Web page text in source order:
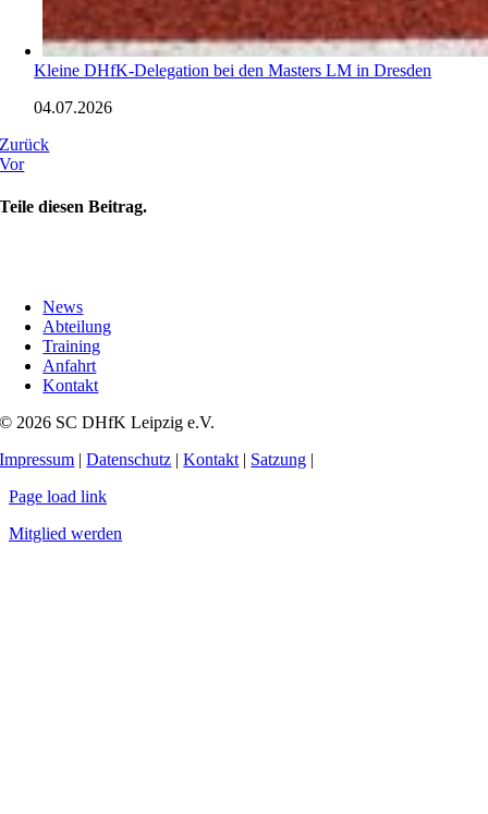
Kleine DHfK-Delegation bei den Masters LM in Dresden
04.07.2026
Zurück
Vor
Teile diesen Beitrag.
News
Abteilung
Training
Anfahrt
Kontakt
© 2026 SC DHfK Leipzig e.V.
Impressum |Datenschutz |Kontakt | Satzung |
Page load link
Mitglied werden